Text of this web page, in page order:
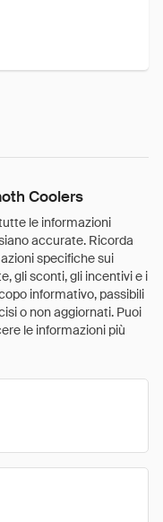
Coolers
le informazioni
accurate. Ricorda
specifiche sui
gli sconti, gli incentivi e i
informativo, passibili
o non aggiornati. Puoi
le informazioni più